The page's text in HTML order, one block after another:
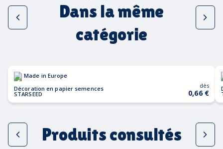
Dans la même
catégorie
Made in Europe
Décoration en papier semences
STARSEED
dès
0,66 €
Produits consultés